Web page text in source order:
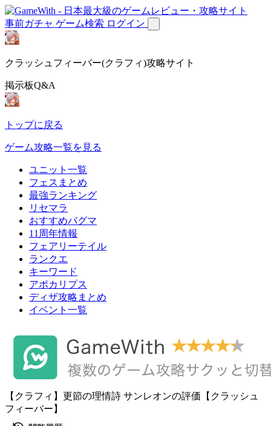
事前ガチャ ゲーム検索 ログイン
クラッシュフィーバー(クラフィ)攻略サイト
掲示板Q&A
トップに戻る
ゲーム攻略一覧を見る
ユニット一覧
フェスまとめ
最強ランキング
リセマラ
おすすめバグマ
11周年情報
フェアリーテイル
ランクエ
キーワード
アポカリプス
ディザ攻略まとめ
イベント一覧
【クラフィ】更節の理情詩 サンレオンの評価【クラッシュ
フィーバー】